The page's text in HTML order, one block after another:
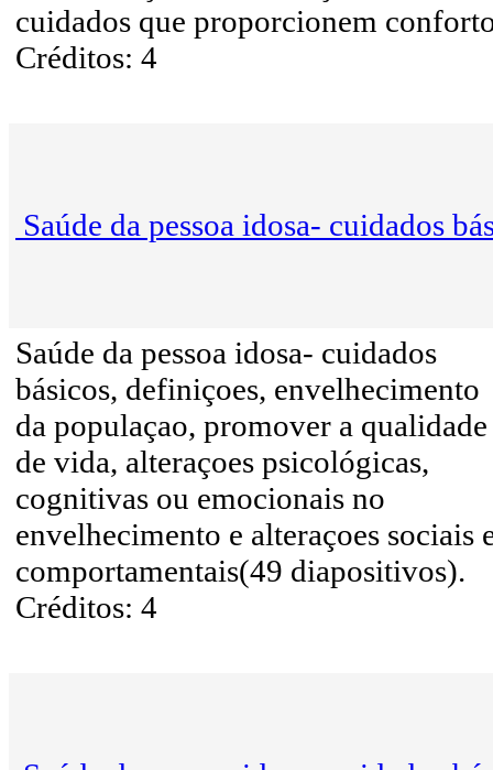
cuidados que proporcionem
Créditos: 4
Saúde da pessoa idosa- cuidados
Saúde da pessoa idosa- cuidados
básicos, definiçoes, envelhecimento
da populaçao, promover a qualidade
de vida, alteraçoes psicológicas,
cognitivas ou emocionais no
envelhecimento e alteraçoes sociais
comportamentais(49 diapositivos).
Créditos: 4